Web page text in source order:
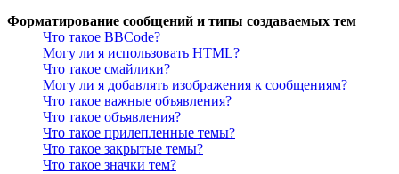
Форматирование сообщений и типы создаваемых тем
Что такое BBCode?
Могу ли я использовать HTML?
Что такое смайлики?
Могу ли я добавлять изображения к сообщениям?
Что такое важные объявления?
Что такое объявления?
Что такое прилепленные темы?
Что такое закрытые темы?
Что такое значки тем?